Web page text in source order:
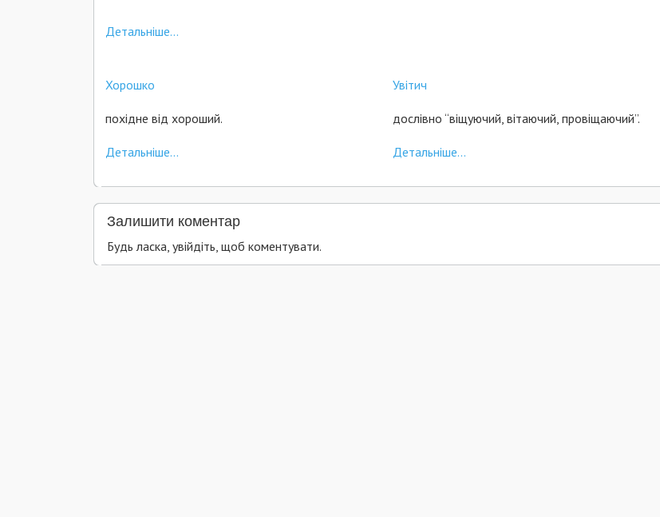
Детальніше...
Хорошко
похідне від хороший.
Детальніше...
Увітич
дослівно “віщуючий, вітаючий, провіщаючий”.
Детальніше...
Залишити коментар
Будь ласка, увійдіть, щоб коментувати.